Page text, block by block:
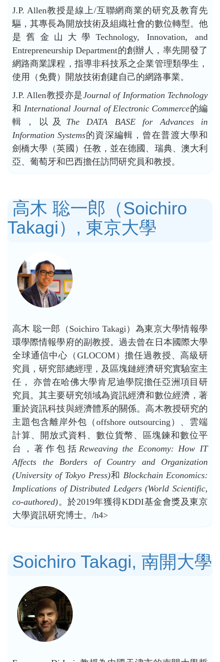
J.P. Allen教授是線上/互聯網商業的研究及教育先
驅，其專長為開放技術及組織社會的數位轉型。他
是舊金山大學Technology, Innovation, and
Entrepreneurship Department的創辦人，率先開發了
網路商業課程，指導非科技系之企業管理類學生，
使用（免費）開放技術創建自己的網路事業。
J.P. Allen教授亦是Journal of Information Technology
和 International Journal of Electronic Commerce的編
輯，以及 The DATA BASE for Advances in
Information Systems的資深編輯，曾在普渡大學和
劍橋大學（英國）任教，並在德國、瑞典、澳大利
亞、葡萄牙和巴西擔任訪問研究員和教授。
高木 聡一郎（Soichiro
Takagi）, 東京大學
高木 聡一郎（Soichiro Takagi）為東京大學情報學
環學際情報學府的副教授。過去曾在日本國際大學
全球通信中心（GLOCOM）擔任過教授、高級研
究員，研究部總經理，及區塊鏈經濟研究實驗室主
任， 亦曾在哈佛大學肯尼迪學院擔任亞洲項目研
究員。其主要研究領域為資訊經濟和數位經濟，著
重於資訊科技與經濟體系的關係。高木教授研究的
主題包含離岸外包（offshore outsourcing）、雲端
計算、開放式資料、數位貨幣、區塊鍊和數位平
台，著作包括 Reweaving the Economy: How IT
Affects the Borders of Country and Organization
(University of Tokyo Press)和 Blockchain Economics:
Implications of Distributed Ledgers (World Scientific,
co-authored)。於2019年獲得KDDI基金會獎及東京
大學資訊研究博士。/h4>
Soichiro Takagi, 南開大學